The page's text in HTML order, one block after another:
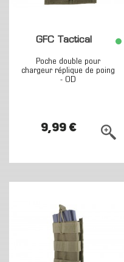
GFC Tactical
Poche double pour
chargeur réplique de poing
- OD
9,99 €